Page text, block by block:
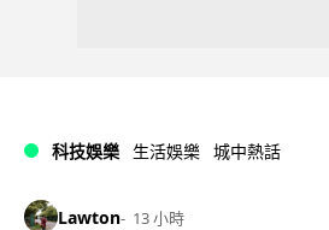
科技娛樂 生活娛樂 城中熱話
Lawton 13 小時